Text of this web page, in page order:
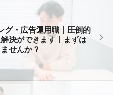
グ・広告運用職丨圧倒的
決ができます丨まずは
せんか？